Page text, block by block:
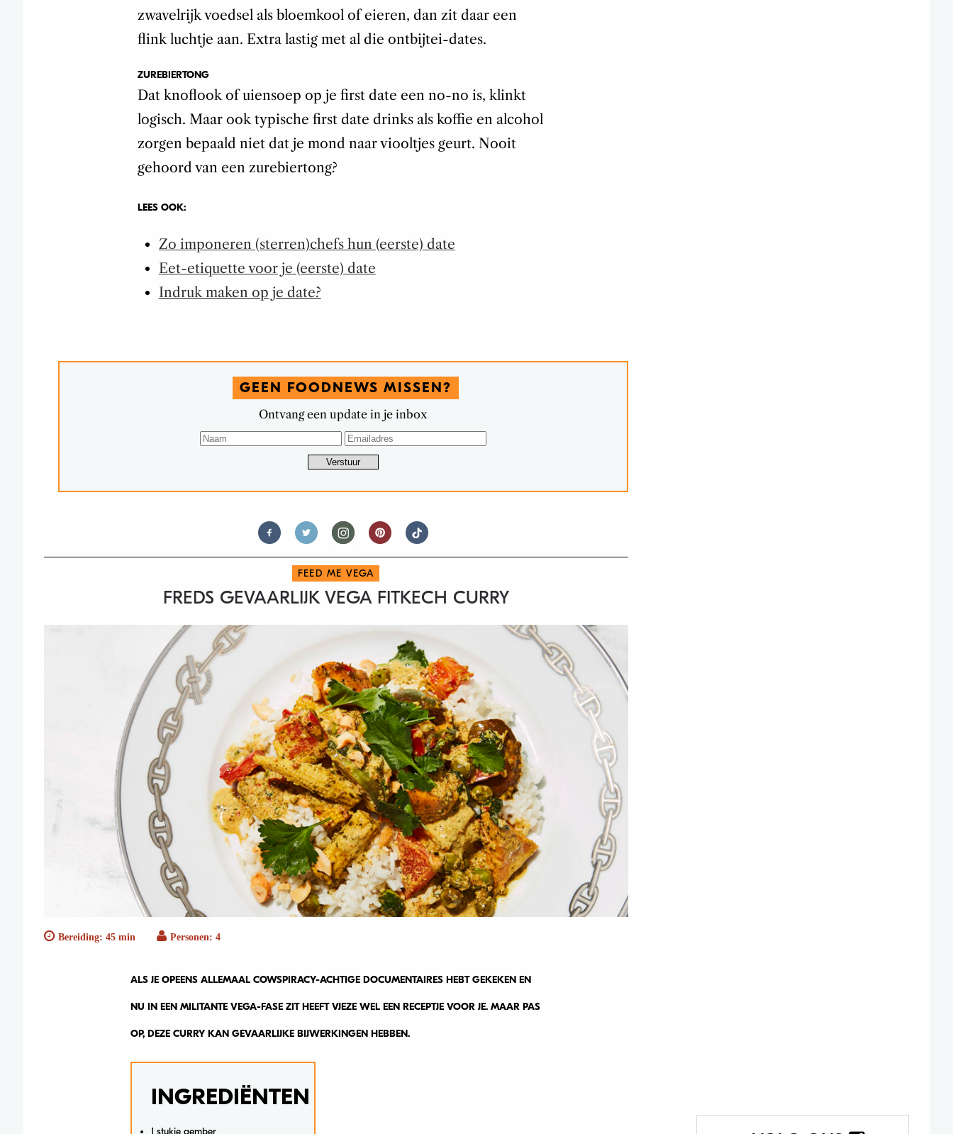
zwavelrijk voedsel als bloemkool of eieren, dan zit daar een
flink luchtje aan. Extra lastig met al die ontbijtei-dates.
ZUREBIERTONG
Dat knoflook of uiensoep op je first date een no-no is, klinkt
logisch. Maar ook typische first date drinks als koffie en alcohol
zorgen bepaald niet dat je mond naar viooltjes geurt. Nooit
gehoord van een zurebiertong?
LEES OOK:
Zo imponeren (sterren)chefs hun (eerste) date
Eet-etiquette voor je (eerste) date
Indruk maken op je date?
GEEN FOODNEWS MISSEN?
Ontvang een update in je inbox
FEED ME VEGA
FREDS GEVAARLIJK VEGA FITKECH CURRY
Bereiding: 45 min Personen: 4
ALS JE OPEENS ALLEMAAL COWSPIRACY-ACHTIGE DOCUMENTAIRES HEBT GEKEKEN EN
NU IN EEN MILITANTE VEGA-FASE ZIT HEEFT VJEZE WEL EEN RECEPTJE VOOR JE. MAAR PAS
OP, DEZE CURRY KAN GEVAARLIJKE BIJWERKINGEN HEBBEN.
INGREDIËNTEN
1 stukje gember